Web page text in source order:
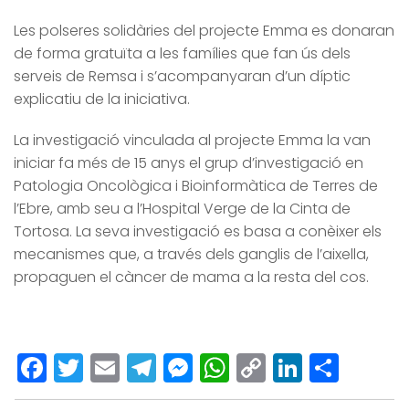
Les polseres solidàries del projecte Emma es donaran
de forma gratuïta a les famílies que fan ús dels
serveis de Remsa i s’acompanyaran d’un díptic
explicatiu de la iniciativa.
La investigació vinculada al projecte Emma la van
iniciar fa més de 15 anys el grup d’investigació en
Patologia Oncològica i Bioinformàtica de Terres de
l’Ebre, amb seu a l’Hospital Verge de la Cinta de
Tortosa. La seva investigació es basa a conèixer els
mecanismes que, a través dels ganglis de l’aixella,
propaguen el càncer de mama a la resta del cos.
Facebook
Twitter
EmailTelegram
Messenger
WhatsApp
Copy
Link